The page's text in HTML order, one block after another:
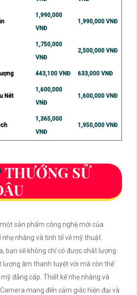
1,990,000
VNĐ
1,990,000 VNĐ
1,750,000
VNĐ
2,500,000 VNĐ
443,100 VNĐ 633,000 VNĐ
Nét
1,600,000
VNĐ
1,600,000 VNĐ
1,365,000
VNĐ
1,950,000 VNĐ
THƯỚNG SỬ
sản phẩm công nghệ mới của
nhàng và tinh tế về mỹ thuật.
bạn sẽ không chỉ có được chất lượng
lượng âm thanh tuyệt vời mà còn thể
đẳng cấp. Thiết kế nhẹ nhàng và
Camera mang đến cảm giác hiện đại và